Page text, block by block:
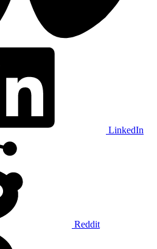
LinkedIn
Reddit